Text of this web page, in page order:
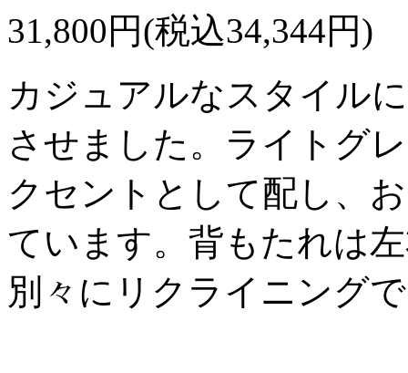
31,800円(税込34,344円)
カジュアルなスタイル
させました。ライトグ
クセントとして配し、
ています。背もたれは
別々にリクライニング